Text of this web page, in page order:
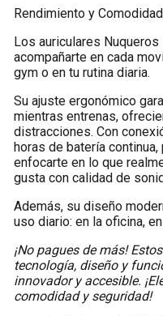
Rendimiento y
Los auriculares
acompañarte en cada
gym o en tu rutina diaria.
Su ajuste ergonómico
mientras entrenas,
distracciones. Con
horas de batería
enfocarte en lo que
gusta con calidad de
Además, su diseño
uso diario: en la oficina,
¡No pagues de más!
tecnología, diseño y
innovador y accesible.
comodidad y seguridad!